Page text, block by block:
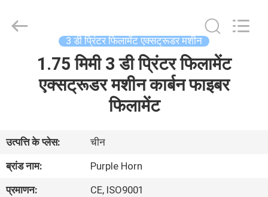
हमारे
बारे
में
3 डी प्रिंटर फिलामेंट एक्सट्रूडर मशीन
1.75 मिमी 3 डी प्रिंटर फिलामेंट
एक्सट्रूडर मशीन कार्बन फाइबर
फिलामेंट
उत्पत्ति के प्लेस:
चीन
ब्रांड नाम:
Purple Horn
प्रमाणन:
CE, ISO9001